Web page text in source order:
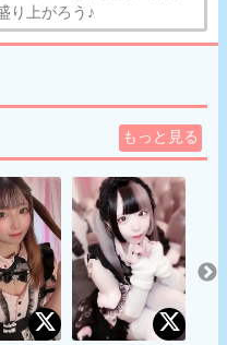
り上がろう♪
もっと見る